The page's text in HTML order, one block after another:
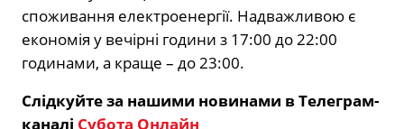
споживання електроенергії. Надважливою є
економія у вечірні години з 17:00 до 22:00
годинами, а краще – до 23:00.
Слідкуйте за нашими новинами в Телеграм-
каналі Субота Онлайн